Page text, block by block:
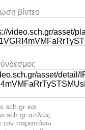
βίντεο
και
απλώς
τον παραπάνω